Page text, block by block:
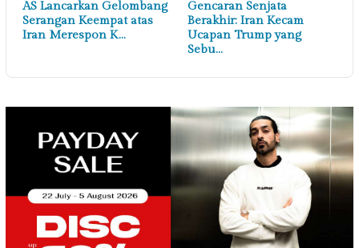
AS Lancarkan Gelombang
Serangan Keempat atas
Iran Merespon K…
Gencaran Senjata
Berakhir: Iran Kecam
Ucapan Trump yang
Sebu…